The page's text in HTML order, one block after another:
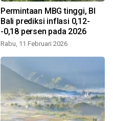
Permintaan MBG tinggi, BI
Bali prediksi inflasi 0,12-
-0,18 persen pada 2026
Rabu, 11 Februari 2026